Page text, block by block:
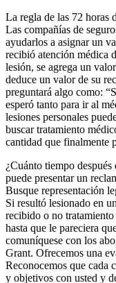
La regla de las 72 horas
Las compañías de
ayudarlos a asignar un
recibió atención médica
lesión, se agrega un
deduce un valor de su
preguntará algo como:
esperó tanto para ir al
lesiones personales
buscar tratamiento
cantidad que finalmente
¿Cuánto tiempo
puede presentar un
Busque representación
Si resultó lesionado en
recibido o no
hasta que le pareciera
comuníquese con los
Grant. Ofrecemos una
Reconocemos que cada
y objetivos con usted y